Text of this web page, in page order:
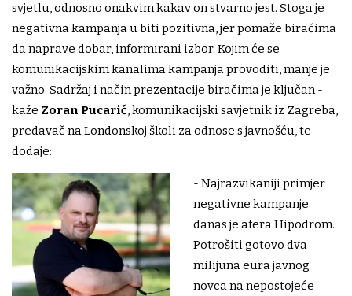
svjetlu, odnosno onakvim kakav on stvarno jest. Stoga je
negativna kampanja u biti pozitivna, jer pomaže biračima
da naprave dobar, informirani izbor. Kojim će se
komunikacijskim kanalima kampanja provoditi, manje je
važno. Sadržaj i način prezentacije biračima je ključan -
kaže Zoran Pucarić, komunikacijski savjetnik iz Zagreba,
predavač na Londonskoj školi za odnose s javnošću, te
dodaje:
- Najrazvikaniji primjer
negativne kampanje
danas je afera Hipodrom.
Potrošiti gotovo dva
milijuna eura javnog
novca na nepostojeće